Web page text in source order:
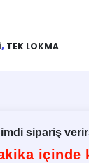
, TEK LOKMA
sipariş
içinde